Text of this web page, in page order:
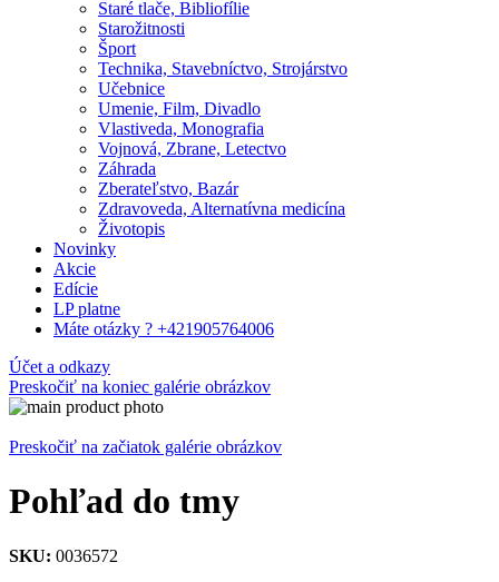
Staré tlače, Bibliofílie
Starožitnosti
Šport
Technika, Stavebníctvo, Strojárstvo
Učebnice
Umenie, Film, Divadlo
Vlastiveda, Monografia
Vojnová, Zbrane, Letectvo
Záhrada
Zberateľstvo, Bazár
Zdravoveda, Alternatívna medicína
Životopis
Novinky
Akcie
Edície
LP platne
Máte otázky ? +421905764006
Účet a odkazy
Preskočiť na koniec galérie obrázkov
Preskočiť na začiatok galérie obrázkov
Pohľad do tmy
SKU: 0036572